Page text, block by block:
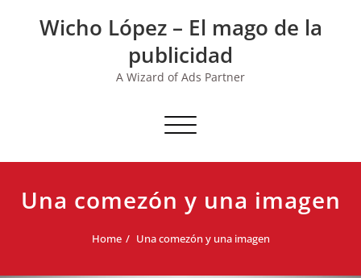
Wicho López – El mago de la
publicidad
A Wizard of Ads Partner
Toggle navigation
Una comezón y una imagen
Home Una comezón y una imagen